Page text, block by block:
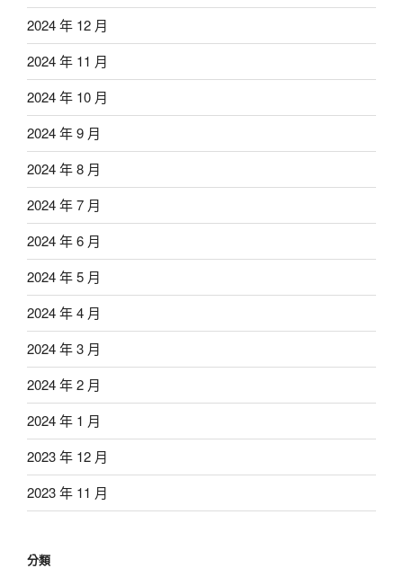
2024 年 12 月
2024 年 11 月
2024 年 10 月
2024 年 9 月
2024 年 8 月
2024 年 7 月
2024 年 6 月
2024 年 5 月
2024 年 4 月
2024 年 3 月
2024 年 2 月
2024 年 1 月
2023 年 12 月
2023 年 11 月
分類